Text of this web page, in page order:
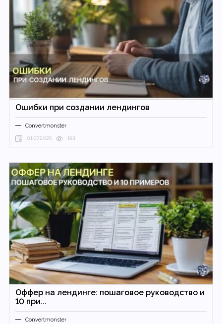
Ошибки при создании лендингов
Convertmonster
01.07.2025 193
Оффер на лендинге: пошаговое руководство и
10 при...
Convertmonster